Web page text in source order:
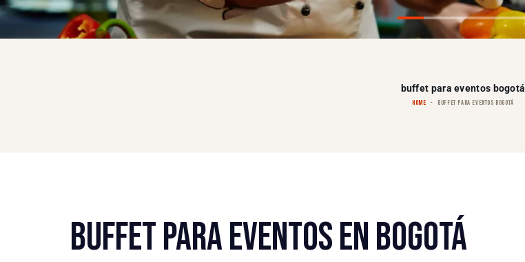
buffet para eventos bogotá
HOME BUFFET PARA EVENTOS BOGOTÁ
BUFFET PARA EVENTOS EN BOGOTÁ